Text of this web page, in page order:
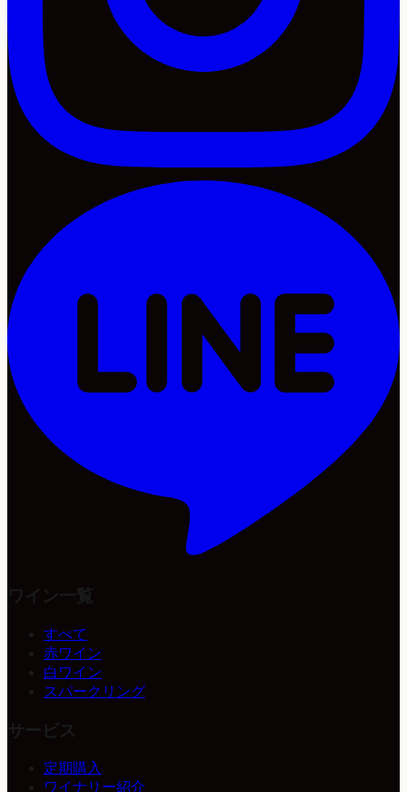
すべて
赤ワイン
白ワイン
スパークリング
定期購入
ワイナリー紹介